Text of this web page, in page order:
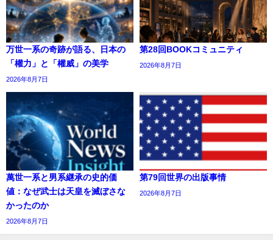
万世一系の奇跡が語る、日本の
「權力」と「權威」の美学
2026年8月7日
第28回BOOKコミュニティ
2026年8月7日
萬世一系と男系継承の史的価
値：なぜ武士は天皇を滅ぼさな
かったのか
2026年8月7日
第79回世界の出版事情
2026年8月7日